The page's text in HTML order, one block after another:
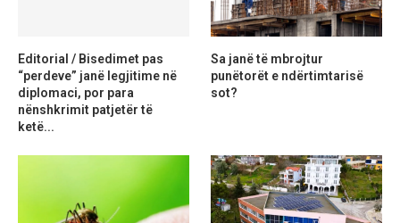
Editorial / Bisedimet pas
“perdeve” janë legjitime në
diplomaci, por para
nënshkrimit patjetër të
ketë...
Sa janë të mbrojtur
punëtorët e ndërtimtarisë
sot?